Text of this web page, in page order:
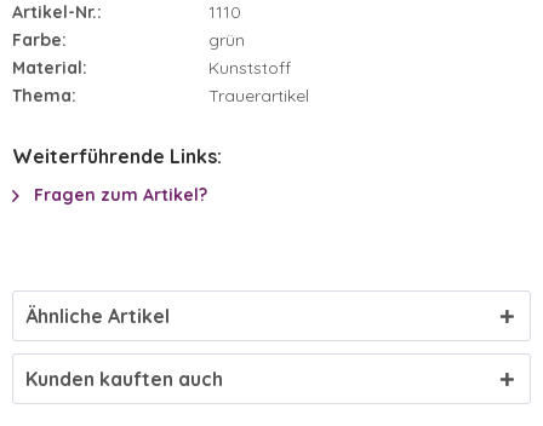
Artikel-Nr.:
1110
Farbe:
grün
Material:
Kunststoff
Thema:
Trauerartikel
Weiterführende Links:
Fragen zum Artikel?
Ähnliche Artikel
Kunden kauften auch